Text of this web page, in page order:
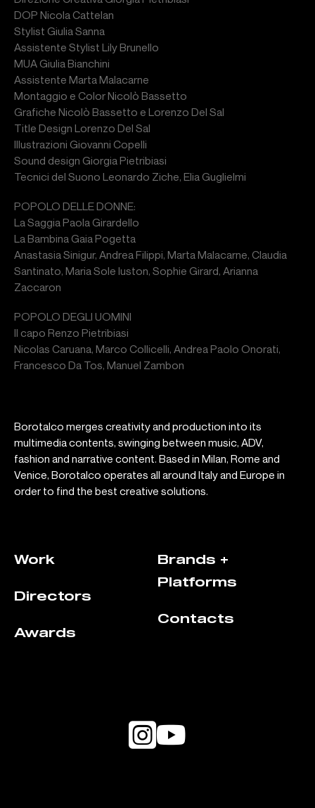
DOP Nicola Cattelan
Stylist Giulia Sanna
Assistente Stylist Lily Brunello
MUA Giulia Bianchini
Assistente Marta Malacarne
Montaggio e Color Nicolò Bassetto
Grafiche Nicolò Bassetto e Lorenzo Del Sal
Title Design Lorenzo Del Sal
Illustrazioni Giovanni Copelli
Sound design Giorgia Pietribiasi
Tecnici del Suono Leonardo Ziche, Elia Guglielmi
POPOLO DELLE DONNE:
La Saggia Paola Girardello
La Bambina Gaia Pogetta
Anastasia Sinigur, Andrea Filippi, Marta Malacarne, Claudia
Santinato, Maria Sole Iuston, Sophie Girard, Arianna
Zaccaron
POPOLO DEGLI UOMINI
Il capo Renzo Pietribiasi
Nicolas Caruana, Marco Collicelli, Andrea Paolo Onorati,
Francesco Da Tos, Manuel Zambon
Borotalco merges creativity and production into its
multimedia contents, swinging between music, ADV,
fashion and narrative content. Based in Milan, Rome and
Venice, Borotalco operates all around Italy and Europe in
order to find the best creative solutions.
Work
Directors
Awards
Brands +
Platforms
Contacts